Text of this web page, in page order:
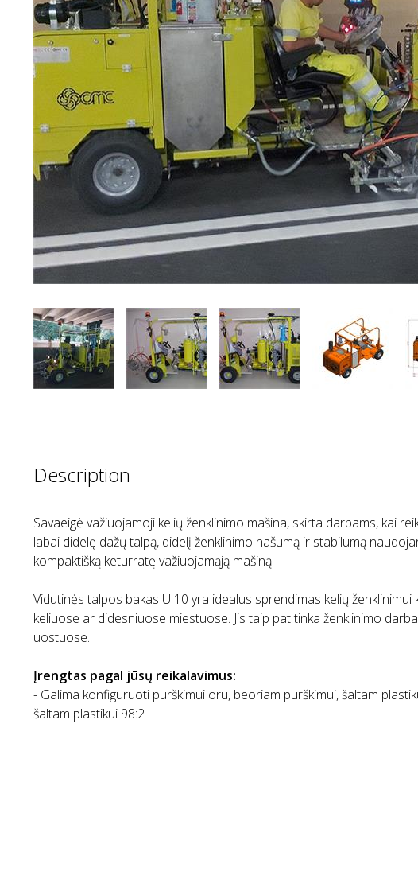
Description
Savaeigė važiuojamoji kelių ženklinimo mašina, skirta darbams, kai
labai didelę dažų talpą, didelį ženklinimo našumą ir stabilumą
kompaktišką keturratę važiuojamąją mašiną.
Vidutinės talpos bakas U 10 yra idealus sprendimas kelių ženklinimui
keliuose ar didesniuose miestuose. Jis taip pat tinka ženklinimo
uostuose.
Įrengtas pagal jūsų reikalavimus:
- Galima konfigūruoti purškimui oru, beoriam purškimui, šaltam
šaltam plastikui 98:2